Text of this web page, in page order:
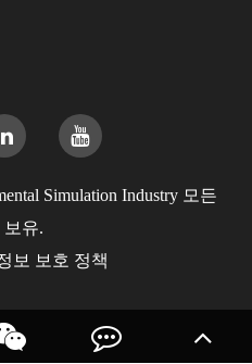
Simulation Industry 모든
보유.
보 보호 정책